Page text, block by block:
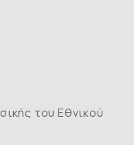
του Eθνικού